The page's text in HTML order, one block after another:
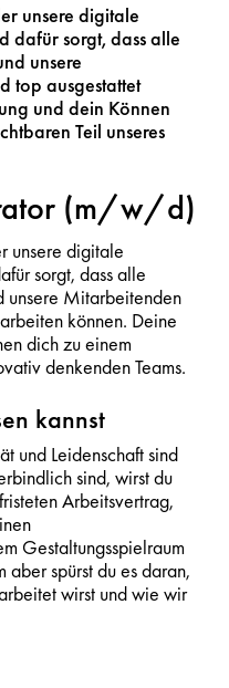
unsere digitale
dafür sorgt, dass alle
unsere
top ausgestattet
und dein Können
Teil unseres
(m/w/d)
unsere digitale
sorgt, dass alle
unsere Mitarbeitenden
können. Deine
dich zu einem
denkenden Teams.
kannst
und Leidenschaft sind
sind, wirst du
Arbeitsvertrag,
Gestaltungsspielraum
aber spürst du es daran,
wirst und wie wir